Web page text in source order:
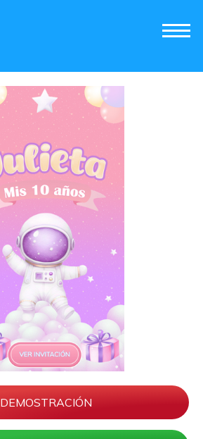
DEMOSTRACIÓN